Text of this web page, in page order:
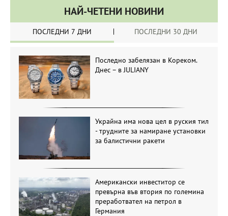
НАЙ-ЧЕТЕНИ НОВИНИ
ПОСЛЕДНИ 7 ДНИ ПОСЛЕДНИ 30 ДНИ
Последно забелязан в Кореком.
Днес – в JULIANY
Украйна има нова цел в руския тил
- трудните за намиране установки
за балистични ракети
Американски инвеститор се
превърна във втория по големина
преработвател на петрол в
Германия